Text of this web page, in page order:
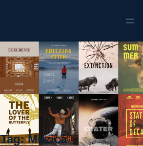
Tag:Muzică